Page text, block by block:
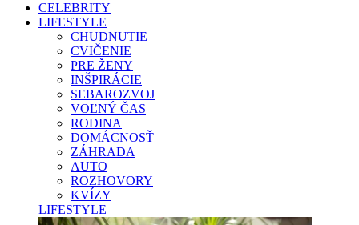
CELEBRITY
LIFESTYLE
CHUDNUTIE
CVIČENIE
PRE ŽENY
INŠPIRÁCIE
SEBAROZVOJ
VOĽNÝ ČAS
RODINA
DOMÁCNOSŤ
ZÁHRADA
AUTO
ROZHOVORY
KVÍZY
LIFESTYLE